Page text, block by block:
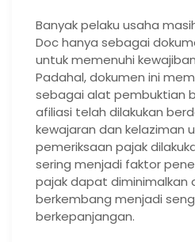
Banyak pelaku usaha
Doc hanya sebagai
untuk memenuhi
Padahal, dokumen ini
sebagai alat pembuktian
afiliasi telah dilakukan
kewajaran dan kelaziman
pemeriksaan pajak
sering menjadi faktor
pajak dapat diminimalkan
berkembang menjadi
berkepanjangan.